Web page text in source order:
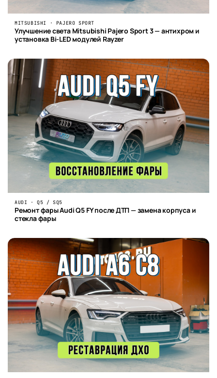
MITSUBISHI · PAJERO SPORT
Улучшение света Mitsubishi Pajero Sport 3 — антихром и
установка Bi-LED модулей Rayzer
AUDI · Q5 / SQ5
Ремонт фары Audi Q5 FY после ДТП — замена корпуса и
стекла фары